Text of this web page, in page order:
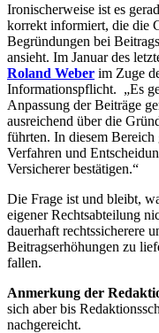
Ironischerweise ist es
korrekt informiert, die die
Begründungen bei
ansieht. Im Januar des
Roland Weber im Zuge
Informationspflicht. „Es
Anpassung der Beiträge
ausreichend über die
führten. In diesem Bereich
Verfahren und
Versicherer bestätigen.“
Die Frage ist und bleibt,
eigener Rechtsabteilung
dauerhaft rechtssicherere
Beitragserhöhungen zu
fallen.
Anmerkung der
sich aber bis
nachgereicht.